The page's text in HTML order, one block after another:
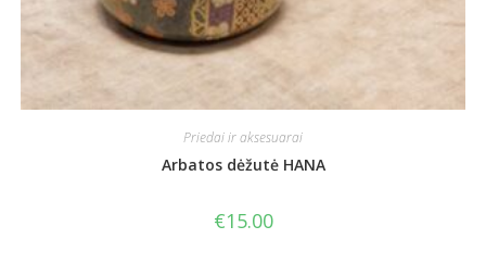
Priedai ir aksesuarai
Arbatos dėžutė HANA
€15.00